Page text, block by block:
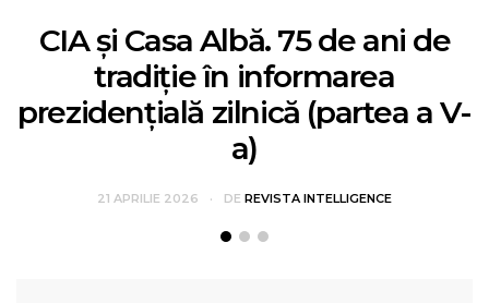
CIA și Casa Albă. 75 de ani de
tradiție în informarea
prezidențială zilnică (partea a V-
a)
21 APRILIE 2026 DE REVISTA INTELLIGENCE